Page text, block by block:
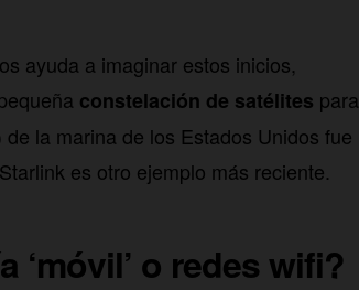
ayuda a imaginar estos inicios,
constelación de satélites para
la marina de los Estados Unidos fue
es otro ejemplo más reciente.
‘móvil’ o redes wifi?